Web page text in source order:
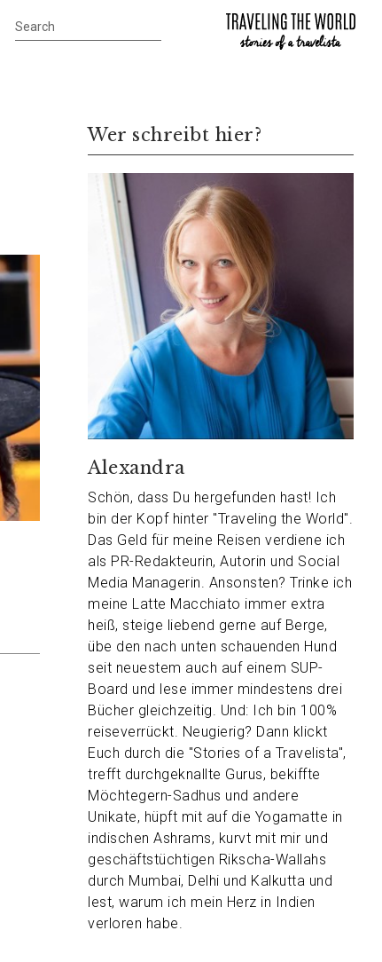
Wer schreibt hier?
Alexandra
Schön, dass Du hergefunden hast! Ich
bin der Kopf hinter "Traveling the World".
Das Geld für meine Reisen verdiene ich
als PR-Redakteurin, Autorin und Social
Media Managerin. Ansonsten? Trinke ich
meine Latte Macchiato immer extra
heiß, steige liebend gerne auf Berge,
übe den nach unten schauenden Hund
seit neuestem auch auf einem SUP-
Board und lese immer mindestens drei
Bücher gleichzeitig. Und: Ich bin 100%
reiseverrückt. Neugierig? Dann klickt
Euch durch die "Stories of a Travelista",
trefft durchgeknallte Gurus, bekiffte
Möchtegern-Sadhus und andere
Unikate, hüpft mit auf die Yogamatte in
indischen Ashrams, kurvt mit mir und
geschäftstüchtigen Rikscha-Wallahs
durch Mumbai, Delhi und Kalkutta und
lest, warum ich mein Herz in Indien
verloren habe.